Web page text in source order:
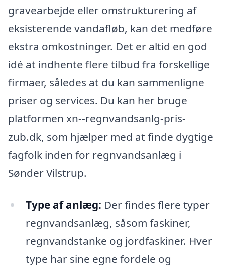
gravearbejde eller omstrukturering af
eksisterende vandafløb, kan det medføre
ekstra omkostninger. Det er altid en god
idé at indhente flere tilbud fra forskellige
firmaer, således at du kan sammenligne
priser og services. Du kan her bruge
platformen xn--regnvandsanlg-pris-
zub.dk, som hjælper med at finde dygtige
fagfolk inden for regnvandsanlæg i
Sønder Vilstrup.
Type af anlæg: Der findes flere typer
regnvandsanlæg, såsom faskiner,
regnvandstanke og jordfaskiner. Hver
type har sine egne fordele og